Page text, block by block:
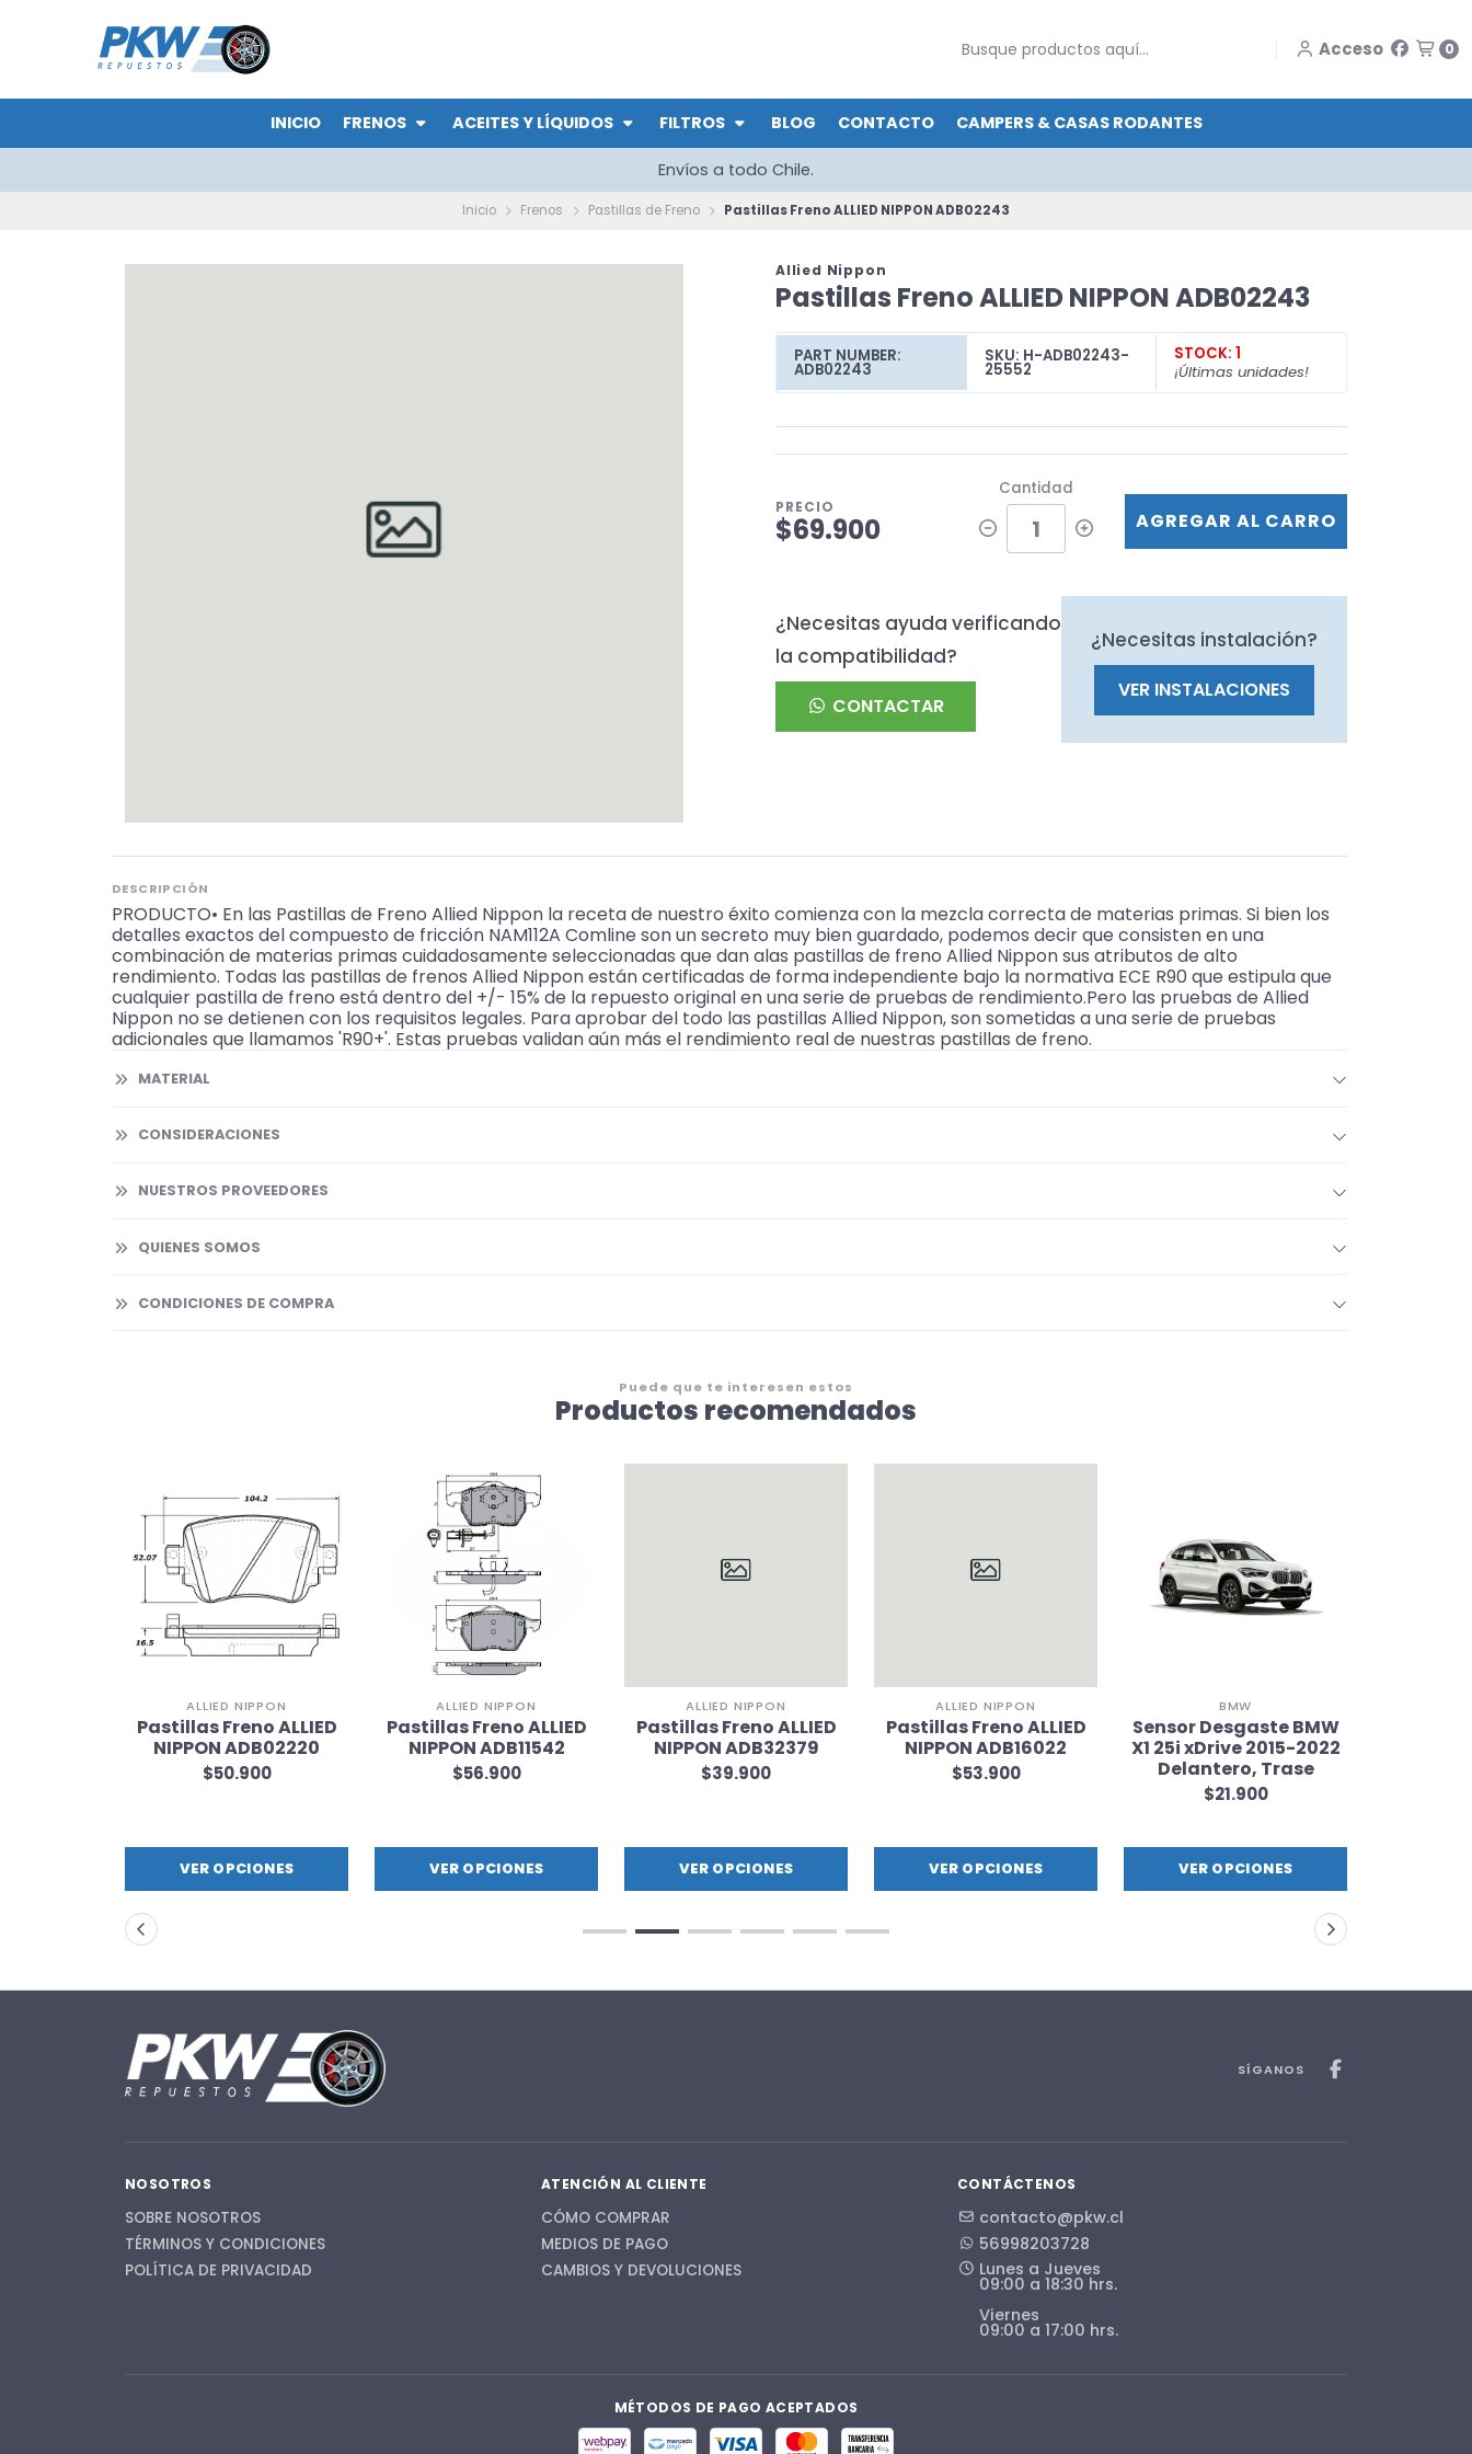
Acceso 0
INICIO FRENOS ACEITES Y LÍQUIDOS FILTROS BLOG CONTACTO CAMPERS & CASAS RODANTES
Envíos a todo Chile.
Inicio Frenos Pastillas de Freno Pastillas Freno ALLIED NIPPON ADB02243
Allied Nippon
Pastillas Freno ALLIED NIPPON ADB02243
PART NUMBER:
ADB02243
SKU: H-ADB02243-
25552
STOCK: 1
¡Últimas unidades!
PRECIO
$69.900
Cantidad
AGREGAR AL CARRO
¿Necesitas ayuda verificando
la compatibilidad?
CONTACTAR
¿Necesitas instalación?
VER INSTALACIONES
DESCRIPCIÓN
PRODUCTO• En las Pastillas de Freno Allied Nippon la receta de nuestro éxito comienza con la mezcla correcta de materias primas. Si bien los
detalles exactos del compuesto de fricción NAM112A Comline son un secreto muy bien guardado, podemos decir que consisten en una
combinación de materias primas cuidadosamente seleccionadas que dan alas pastillas de freno Allied Nippon sus atributos de alto
rendimiento. Todas las pastillas de frenos Allied Nippon están certificadas de forma independiente bajo la normativa ECE R90 que estipula que
cualquier pastilla de freno está dentro del +/- 15% de la repuesto original en una serie de pruebas de rendimiento.Pero las pruebas de Allied
Nippon no se detienen con los requisitos legales. Para aprobar del todo las pastillas Allied Nippon, son sometidas a una serie de pruebas
adicionales que llamamos 'R90+'. Estas pruebas validan aún más el rendimiento real de nuestras pastillas de freno.
MATERIAL
CONSIDERACIONES
NUESTROS PROVEEDORES
QUIENES SOMOS
CONDICIONES DE COMPRA
Puede que te interesen estos
Productos recomendados
ALLIED NIPPON
Pastillas Freno ALLIED
NIPPON ADB02220
$50.900
VER OPCIONES
ALLIED NIPPON
Pastillas Freno ALLIED
NIPPON ADB11542
$56.900
VER OPCIONES
ALLIED NIPPON
Pastillas Freno ALLIED
NIPPON ADB32379
$39.900
VER OPCIONES
ALLIED NIPPON
Pastillas Freno ALLIED
NIPPON ADB16022
$53.900
VER OPCIONES
BMW
Sensor Desgaste BMW
X1 25i xDrive 2015-2022
Delantero, Trase
$21.900
VER OPCIONES
SÍGANOS
NOSOTROS
SOBRE NOSOTROS
TÉRMINOS Y CONDICIONES
POLÍTICA DE PRIVACIDAD
ATENCIÓN AL CLIENTE
CÓMO COMPRAR
MEDIOS DE PAGO
CAMBIOS Y DEVOLUCIONES
CONTÁCTENOS
contacto@pkw.cl
56998203728
Lunes a Jueves
09:00 a 18:30 hrs.
Viernes
09:00 a 17:00 hrs.
MÉTODOS DE PAGO ACEPTADOS